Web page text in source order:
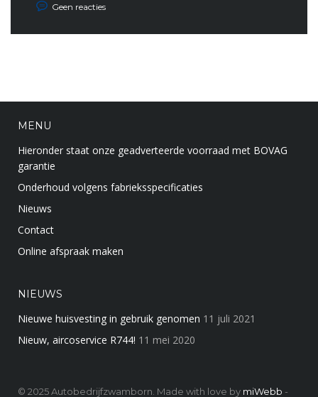
Geen reacties
MENU
Hieronder staat onze geadverteerde voorraad met BOVAG
garantie
Onderhoud volgens fabrieksspecificaties
Nieuws
Contact
Online afspraak maken
NIEUWS
Nieuwe huisvesting in gebruik genomen 11 juli 2021
Nieuw, aircoservice R744! 11 mei 2020
© 2025 Autobedrijfzwamborn. Made with love by miWebb -